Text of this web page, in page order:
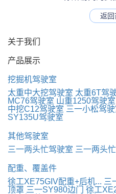
返回
关于我们
产品展示
挖掘机驾驶室
太重中大挖驾驶室 太重6T驾
MC76驾驶室 山重1250驾驶室
中挖C12驾驶室 三一小松驾
SY135U驾驶室
其他驾驶室
三一两头忙驾驶室 三一两头
配重、覆盖件
徐工XE75GIV配重+后机... 三
顶罩 三一SY980边门 徐工